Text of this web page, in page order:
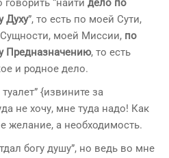
говорить “найти дело по
Духу”, то есть по моей Сути,
моей Миссии, по
Предназначению, то есть
и родное дело.
{извините за
не хочу, мне туда надо! Как
желание, а необходимость.
богу душу”, но ведь во мне